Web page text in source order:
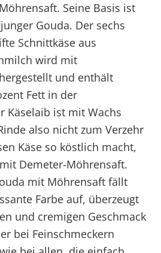
Seine Basis ist
Gouda. Der sechs
Schnittkäse aus
wird mit
und enthält
Fett in der
Käselaib ist mit Wachs
also nicht zum Verzehr
Käse so köstlich macht,
Demeter-Möhrensaft.
mit Möhrensaft fällt
Farbe auf, überzeugt
und cremigen Geschmack
bei Feinschmeckern